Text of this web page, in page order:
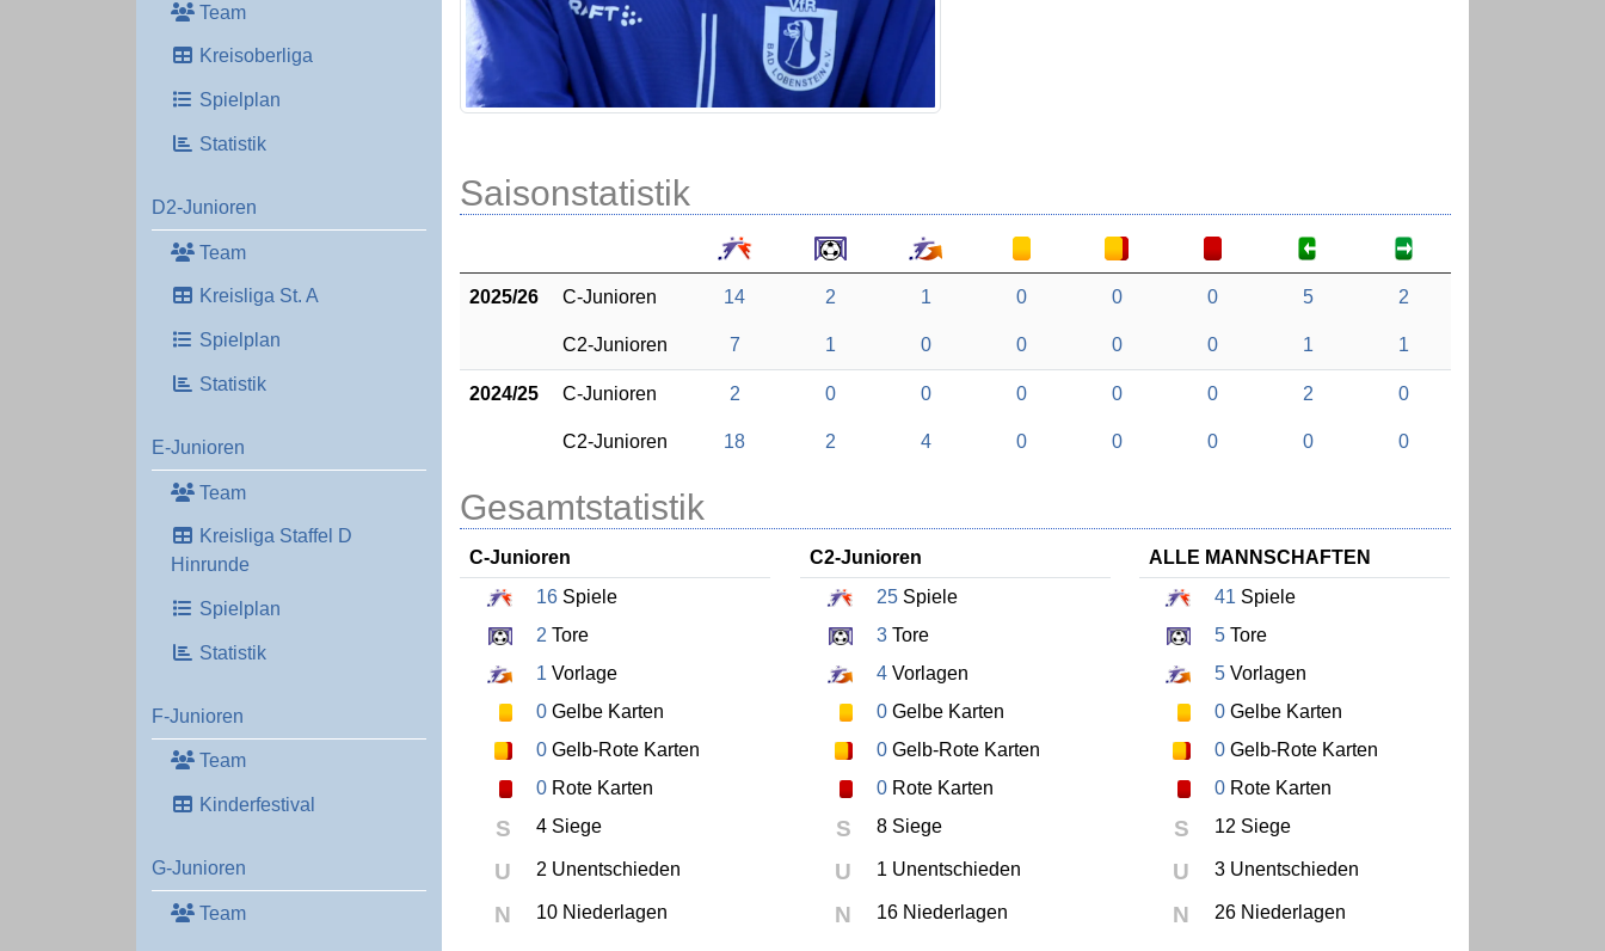
Team
Kreisoberliga
Spielplan
Statistik
D2-Junioren
Team
Kreisliga St. A
Spielplan
Statistik
E-Junioren
Team
Kreisliga Staffel D
Hinrunde
Spielplan
Statistik
F-Junioren
Team
Kinderfestival
G-Junioren
Team
Saisonstatistik
2025/26 C-Junioren 14 2 1 0 0 0 5 2
C2-Junioren 7 1 0 0 0 0 1 1
2024/25 C-Junioren 2 0 0 0 0 0 2 0
C2-Junioren 18 2 4 0 0 0 0 0
Gesamtstatistik
C-Junioren
16 Spiele
2 Tore
1 Vorlage
0 Gelbe Karten
0 Gelb-Rote Karten
0 Rote Karten
S 4 Siege
U 2 Unentschieden
N 10 Niederlagen
C2-Junioren
25Spiele
3Tore
4Vorlagen
0Gelbe Karten
0Gelb-Rote Karten
0Rote Karten
S 8 Siege
U 1 Unentschieden
N 16 Niederlagen
ALLE MANNSCHAFTEN
41 Spiele
5 Tore
5 Vorlagen
0 Gelbe Karten
0 Gelb-Rote Karten
0 Rote Karten
S 12 Siege
U 3 Unentschieden
N 26 Niederlagen